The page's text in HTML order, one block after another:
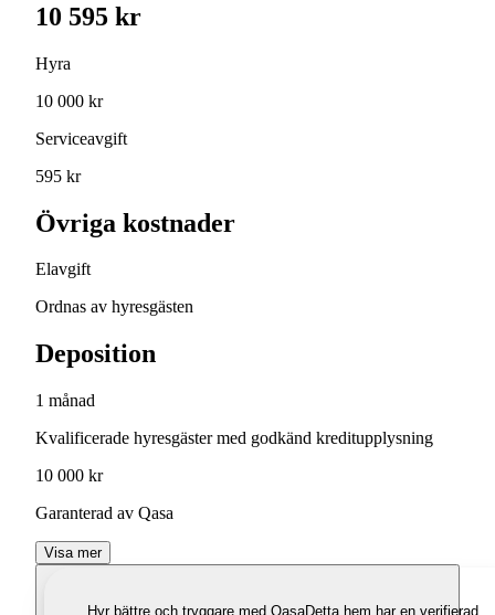
10 595 kr
Hyra
10 000 kr
Serviceavgift
595 kr
Övriga kostnader
Elavgift
Ordnas av hyresgästen
Deposition
1 månad
Kvalificerade hyresgäster med godkänd kreditupplysning
10 000 kr
Garanterad av Qasa
Visa mer
Hyr bättre och tryggare med QasaDetta hem har en verifierad